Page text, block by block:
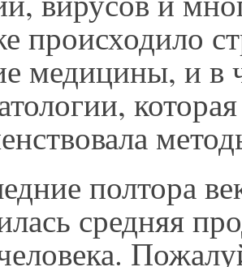
происходило
медицины, и в
которая
полтора
средняя